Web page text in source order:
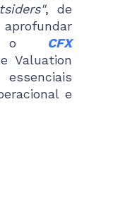
, de
o
CFX
Valuation
essenciais
e